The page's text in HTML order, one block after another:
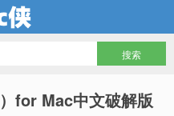
for Mac中文破解版